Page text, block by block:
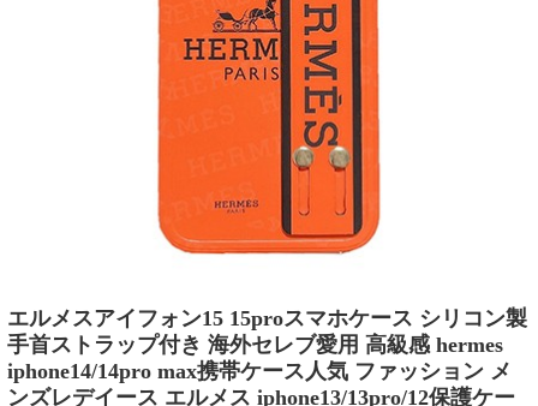
エルメスアイフォン15 15proスマホケース シリコン製
手首ストラップ付き 海外セレブ愛用 高級感 hermes
iphone14/14pro max携帯ケース人気 ファッション メ
ンズレデイース エルメス iphone13/13pro/12保護ケー